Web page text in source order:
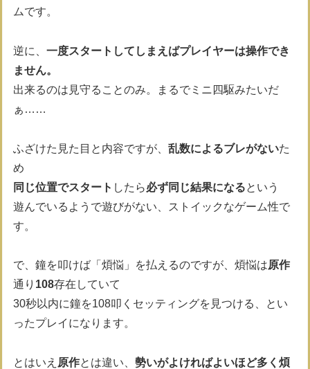
ムです。
逆に、 一度スタートしてしまえばプレイヤーは操作でき
ません。
出来るのは見守ることのみ。まるでミニ四駆みたいだ
ぁ……
ふざけた見た目と内容ですが、 乱数によるブレがないた
め
同じ位置でスタート したら必ず同じ結果になるという
遊んでいるようで遊びがない、ストイックなゲーム性で
す。
で、鐘を叩けば「煩悩」を払えるのですが、煩悩は原作
通り 108存在していて
30秒以内に鐘を108叩くセッティングを見つける、とい
ったプレイになります。
とはいえ 原作とは違い、 勢いがよければよいほど多く煩